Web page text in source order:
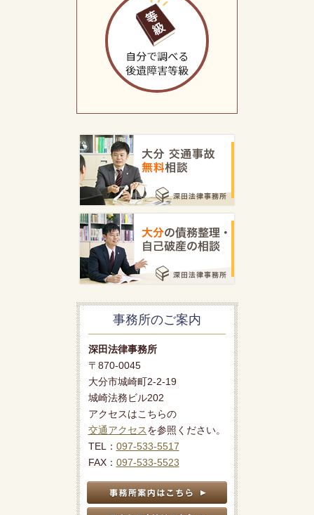
事務所のご案内
深田法律事務所
〒870-0045
大分市城崎町2-2-19
城崎法務ビル202
アクセスはこちらの
交通アクセスを参照ください。
TEL： 097-533-5517
FAX： 097-533-5523